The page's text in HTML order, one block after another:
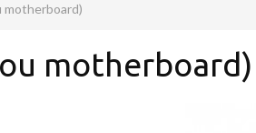
motherboard)
motherboard)